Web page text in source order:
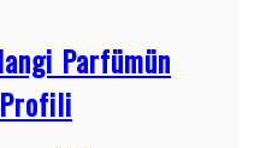
Parfümün